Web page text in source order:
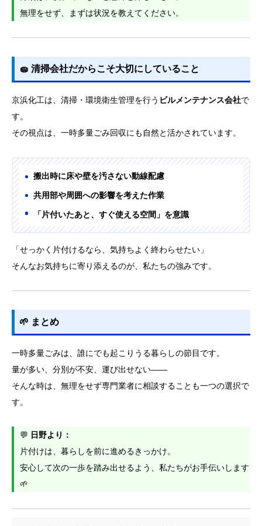
無理をせず、まずは状況を教えてください。
🧽 清掃会社だからこそ大切にしていること
京浜化工は、清掃・環境衛生管理を行う ビルメンテナンス会社で
す。
その視点は、一時多量ごみ回収にも自然と活かされています。
搬出時に床や壁を汚さない動線配慮
共用部や周囲への影響を考えた作業
「片付いたあと、すぐ使える空間」を意識
「せっかく片付けるなら、気持ちよく終わらせたい」
そんなお気持ちに寄り添えるのが、私たちの強みです。
🌱 まとめ
一時多量ごみは、誰にでも起こりうる暮らしの節目です。
量が多い、分別が不安、運び出せない――
そんな時は、無理をせず専門業者に相談することも一つの選択で
す。
💬 日野より：
片付けは、暮らしを前に進めるきっかけ。
安心して次の一歩を踏み出せるよう、私たちがお手伝いします
🌱